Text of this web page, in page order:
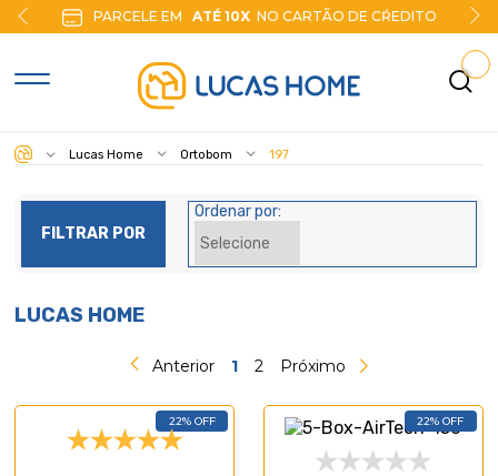
PARCELE EM ATÉ 10X NO CARTÃO DE CŔEDITO
Lucas Home Ortobom 197
FILTRAR POR
Ordenar por:
LUCAS HOME
Anterior 1 2 Próximo
22% OFF 22% OFF